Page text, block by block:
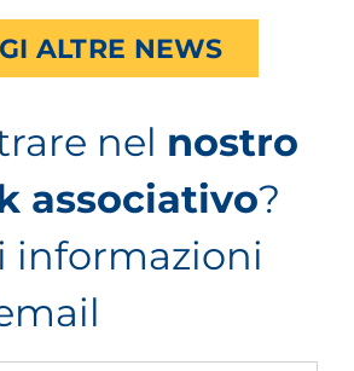
ALTRE NEWS
nel nostro
associativo?
informazioni